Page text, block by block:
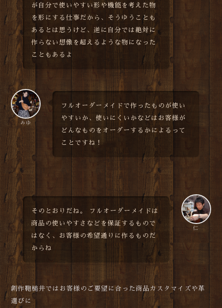
が自分で使いやすい形や機能を考えた物
を形にする仕事だから、そうゆうことも
あるとは思うけど、逆に自分では絶対に
作らない想像を超えるような物になった
こともあるよ
みゆ
フルオーダーメイドで作ったものが使い
やすいか、使いにくいかなどはお客様が
どんなものをオーダーするかによるって
ことですね！
仁
そのとおりだね。 フルオーダーメイドは
商品の使いやすさなどを保証するもので
はなく、お客様の希望通りに作るものだ
からね
創作鞄槌井ではお客様のご要望に合った商品カスタマイズや革
選びに